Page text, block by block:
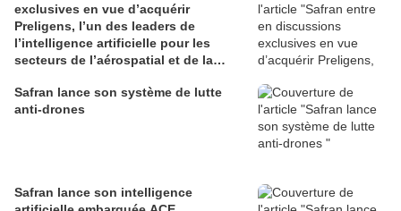
exclusives en vue d’acquérir
Preligens, l’un des leaders de
l’intelligence artificielle pour les
secteurs de l’aérospatial et de la
Safran lance son système de lutte
anti-drones
Safran lance son intelligence